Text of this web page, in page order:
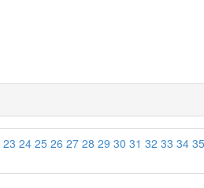
23 24 25 26 27 28 29 30 31 32 33 34 35